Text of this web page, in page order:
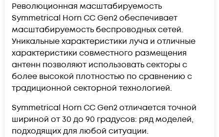
Революционная масштабируемость
Symmetrical Horn CC Gen2 обеспечивает
масштабируемость беспроводных сетей.
Уникальные характеристики луча и отличные
характеристики совместного размещения
антенн позволяют использовать секторы с
более высокой плотностью по сравнению с
традиционной секторной технологией.
Symmetrical Horn CC Gen2 отличается точной
шириной от 30 до 90 градусов: ряд моделей,
подходящих для любой ситуации.